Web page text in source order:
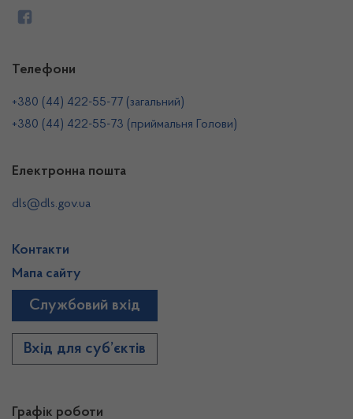
Графік роботи
Телефони
+380 (44) 422-55-77 (загальний)
+380 (44) 422-55-73 (приймальня Голови)
Електронна пошта
dls@dls.gov.ua
Контакти
Мапа сайту
Службовий вхід
Вхід для суб’єктів